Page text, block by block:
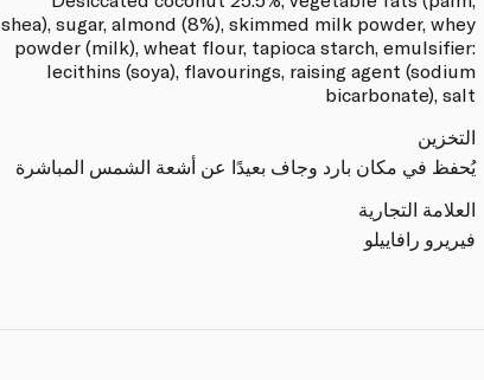
shea), sugar, almond (8%), skimmed milk powder, whey
powder (milk), wheat flour, tapioca starch, emulsifier:
lecithins (soya), flavourings, raising agent (sodium
bicarbonate), salt
التخزين
يُحفظ في مكان بارد وجاف بعيدًا عن أشعة الشمس المباشرة
العلامة التجارية
فيريرو رافاييلو